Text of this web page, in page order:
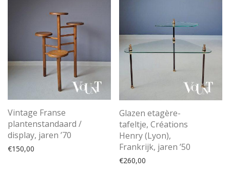
Vintage Franse
plantenstandaard /
display, jaren ’70
€150,00
Glazen etagère-
tafeltje, Créations
Henry (Lyon),
Frankrijk, jaren ’50
€260,00